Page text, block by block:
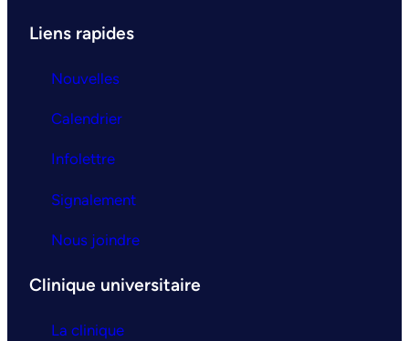
Liens rapides
Nouvelles
Calendrier
Infolettre
Signalement
Nous joindre
Clinique universitaire
La clinique